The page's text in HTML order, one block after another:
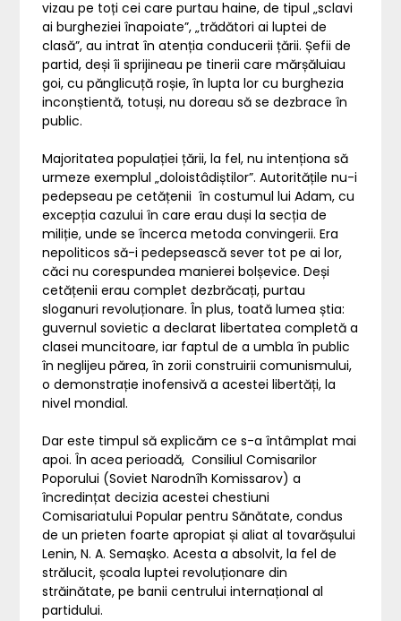
vizau pe toți cei care purtau haine, de tipul „sclavi
ai burgheziei înapoiate”, „trădători ai luptei de
clasă”, au intrat în atenția conducerii țării. Șefii de
partid, deși îi sprijineau pe tinerii care mărșăluiau
goi, cu pănglicuță roșie, în lupta lor cu burghezia
inconștientă, totuși, nu doreau să se dezbrace în
public.
Majoritatea populației țării, la fel, nu intenționa să
urmeze exemplul „doloistâdiștilor”. Autoritățile nu-i
pedepseau pe cetățenii în costumul lui Adam, cu
excepția cazului în care erau duși la secția de
miliție, unde se încerca metoda convingerii. Era
nepoliticos să-i pedepsească sever tot pe ai lor,
căci nu corespundea manierei bolșevice. Deși
cetățenii erau complet dezbrăcați, purtau
sloganuri revoluționare. În plus, toată lumea știa:
guvernul sovietic a declarat libertatea completă a
clasei muncitoare, iar faptul de a umbla în public
în neglijeu părea, în zorii construirii comunismului,
o demonstrație inofensivă a acestei libertăți, la
nivel mondial.
Dar este timpul să explicăm ce s-a întâmplat mai
apoi. În acea perioadă, Consiliul Comisarilor
Poporului (Soviet Narodnîh Komissarov) a
încredințat decizia acestei chestiuni
Comisariatului Popular pentru Sănătate, condus
de un prieten foarte apropiat și aliat al tovarășului
Lenin, N. A. Semașko. Acesta a absolvit, la fel de
strălucit, școala luptei revoluționare din
străinătate, pe banii centrului internațional al
partidului.